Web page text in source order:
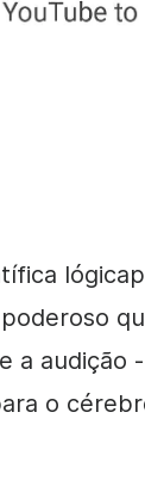
lógica
a audição
o